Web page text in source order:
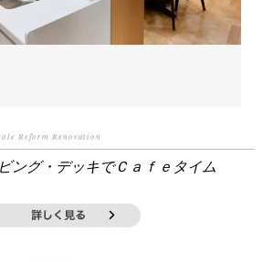
Reform Renovation
ング・デッキでＣａｆｅタイム